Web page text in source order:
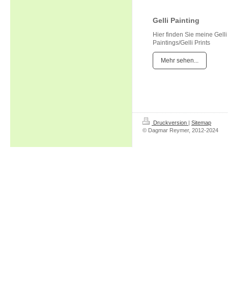
Gelli Painting
Hier finden Sie meine Gelli
Paintings/Gelli Prints
Mehr sehen...
Druckversion | Sitemap
© Dagmar Reymer, 2012-2024